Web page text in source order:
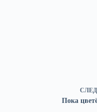
Пока